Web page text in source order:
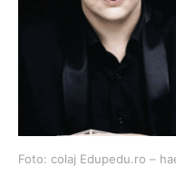
Foto: colaj Edupedu.ro –